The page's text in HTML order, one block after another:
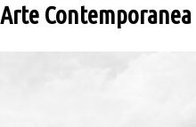
Arte Contemporanea